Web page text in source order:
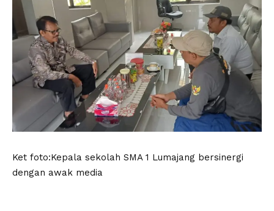
Ket foto:Kepala sekolah SMA 1 Lumajang bersinergi
dengan awak media